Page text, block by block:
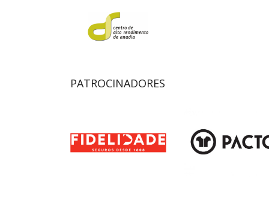
PATROCINADORES